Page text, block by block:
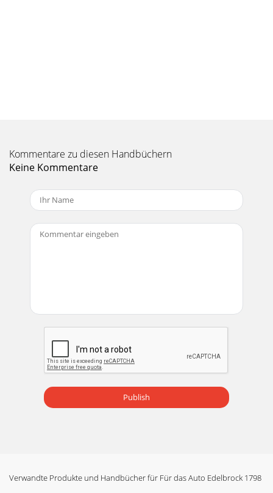
Kommentare zu diesen Handbüchern
Keine Kommentare
Publish
Verwandte Produkte und Handbücher für Für das Auto Edelbrock 1798